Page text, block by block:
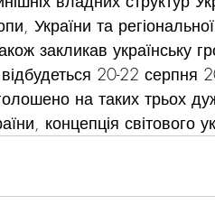
України та
закликав українську
20-22 серпня
на таких трьох
концепція світового